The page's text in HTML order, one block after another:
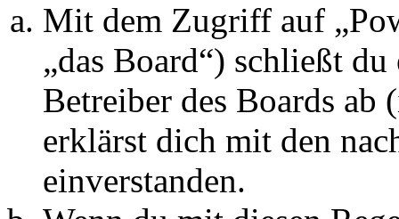
Mit dem Zugriff auf
„das Board“) schließt
Betreiber des Boards ab
erklärst dich mit den
einverstanden.